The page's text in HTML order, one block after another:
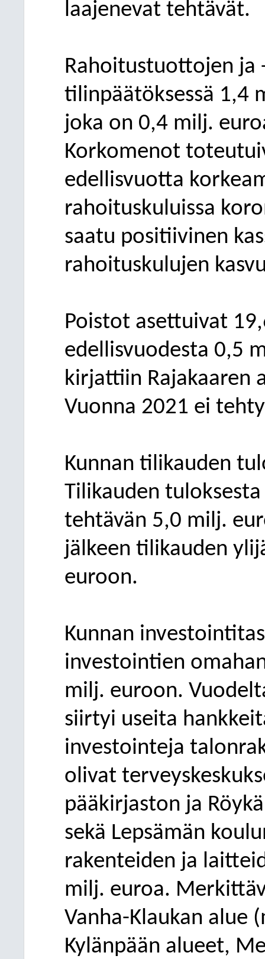
laajenevat tehtävät.
Rahoitustuottojen ja
tilinpäätöksessä 1,4
joka on 0,4milj.
Korkomenot
edellisvuotta
rahoituskuluissa
saatu positiivinen
rahoituskulujen
Poistot asettuivat 19,
edellisvuodesta 0,5
kirjattiin Rajakaaren
Vuonna 2021 ei
Kunnan tilikauden
Tilikauden
tehtävän 5,0 milj.
jälkeen tilikauden
euroon.
Kunnan
investointien
milj. euroon.
siirtyi useita
investointeja
olivat
pääkirjaston ja
sekä Lepsämän
rakenteiden ja
milj. euroa.
Vanha-Klaukan alue
Kylänpään alueet,